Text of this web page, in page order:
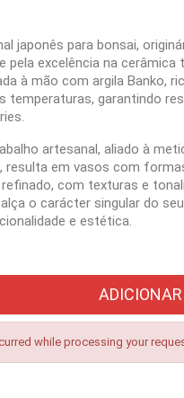
japonês para bonsai,
pela excelência na cerâmica
à mão com argila Banko,
temperaturas, garantindo
artesanal, aliado à
resulta em vasos com
com texturas e
o carácter singular do
e estética.
ADICIONAR
while processing your